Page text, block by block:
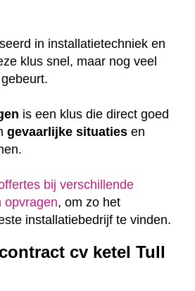
in installatietechniek en
klus snel, maar nog veel
is een klus die direct goed
gevaarlijke situaties en
bij verschillende
opvragen, om zo het
installatiebedrijf te vinden.
cv ketel Tull